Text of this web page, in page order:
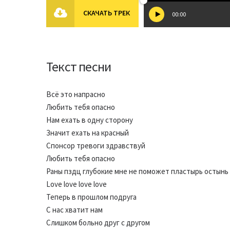
СКАЧАТЬ ТРЕК 00:00
Текст песни
Всё это напрасно
Любить тебя опасно
Нам ехать в одну сторону
Значит ехать на красный
Спонсор тревоги здравствуй
Любить тебя опасно
Раны пздц глубокие мне не поможет пластырь остынь
Love love love love
Теперь в прошлом подруга
С нас хватит нам
Слишком больно друг с другом